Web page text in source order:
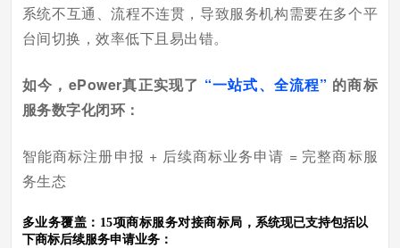
系统不互通、流程不连贯，导致服务机构需要在多个平
台间切换，效率低下且易出错。
如今，ePower真正实现了 “一站式、全流程” 的商标
服务数字化闭环：
智能商标注册申报 + 后续商标业务申请 = 完整商标服
务生态
多业务覆盖：15项商标服务对接商标局，系统现已支持包括以
下商标后续服务申请业务：